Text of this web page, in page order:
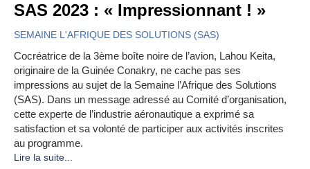
SAS 2023 : « Impressionnant ! »
SEMAINE L'AFRIQUE DES SOLUTIONS (SAS)
Cocréatrice de la 3ème boîte noire de l’avion, Lahou Keita,
originaire de la Guinée Conakry, ne cache pas ses
impressions au sujet de la Semaine l’Afrique des Solutions
(SAS). Dans un message adressé au Comité d’organisation,
cette experte de l’industrie aéronautique a exprimé sa
satisfaction et sa volonté de participer aux activités inscrites
au programme.
Lire la suite...